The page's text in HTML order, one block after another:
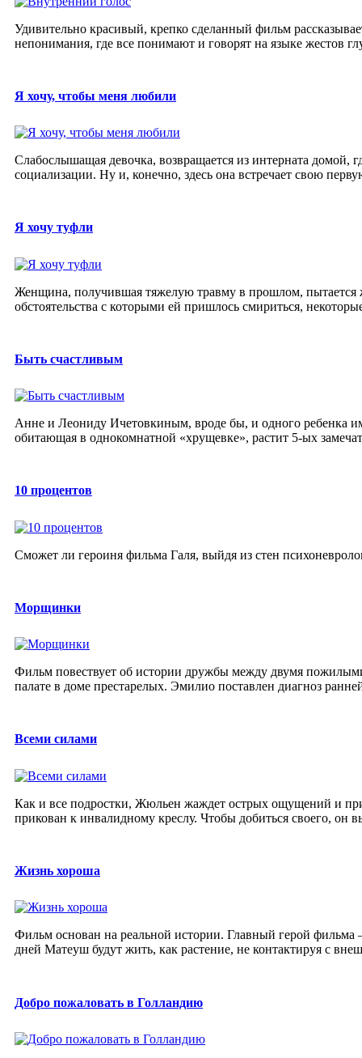
Удивительно красивый, крепко сделанный фильм
непонимания, где все понимают и говорят на языке жестов
Я хочу, чтобы меня любили
Слабослышащая девочка, возвращается из интерната домой,
социализации. Ну и, конечно, здесь она встречает свою
Я хочу туфли
Женщина, получившая тяжелую травму в прошлом, пытается
обстоятельства с которыми ей пришлось смириться,
Быть счастливым
Анне и Леониду Ичетовкиным, вроде бы, и одного ребенка
обитающая в однокомнатной «хрущевке», растит 5-ых
10 процентов
Cможет ли героиня фильма Галя, выйдя из стен
Морщинки
Фильм повествует об истории дружбы между двумя
палате в доме престарелых. Эмилио поставлен диагноз
Всеми силами
Как и все подростки, Жюльен жаждет острых ощущений и
прикован к инвалидному креслу. Чтобы добиться своего, он
Жизнь хороша
Фильм основан на реальной истории. Главный герой
дней Матеуш будут жить, как растение, не контактируя с
Добро пожаловать в Голландию